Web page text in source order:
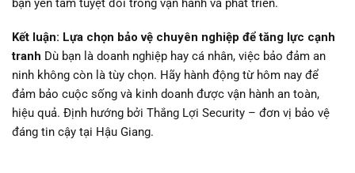
Kết luận: Lựa chọn bảo vệ chuyên nghiệp để tăng lực cạnh
tranh Dù bạn là doanh nghiệp hay cá nhân, việc bảo đảm an
ninh không còn là tùy chọn. Hãy hành động từ hôm nay để
đảm bảo cuộc sống và kinh doanh được vận hành an toàn,
hiệu quả. Định hướng bởi Thắng Lợi Security – đơn vị bảo vệ
đáng tin cậy tại Hậu Giang.